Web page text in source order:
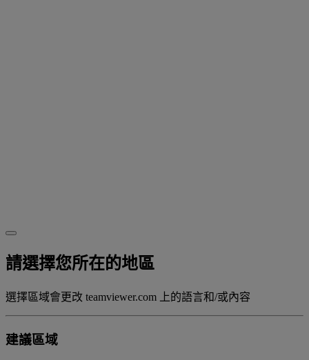
請選擇您所在的地區
選擇區域會更改 teamviewer.com 上的語言和/或內容
建議區域